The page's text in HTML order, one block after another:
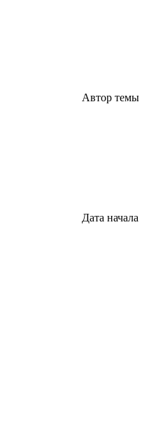
Автор темы
Дата начала